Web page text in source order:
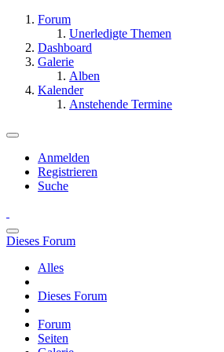
Forum
Unerledigte Themen
Dashboard
Galerie
Alben
Kalender
Anstehende Termine
Anmelden
Registrieren
Suche
Dieses Forum
Alles
Dieses Forum
Forum
Seiten